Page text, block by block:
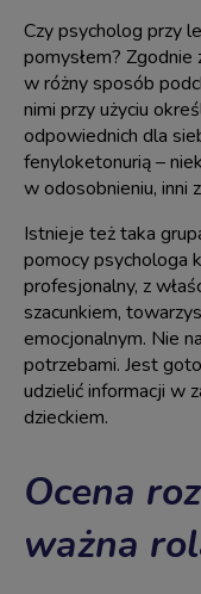
Czy psycholog przy
pomysłem?
w różny sposób
nimi przy użyciu
odpowiednich dla
fenyloketonurią –
w odosobnieniu, inni
Istnieje też taka
pomocy psychologa
profesjonalny, z
szacunkiem,
emocjonalnym. Nie
potrzebami. Jest
udzielić informacji w
dzieckiem.
Ocena
ważna